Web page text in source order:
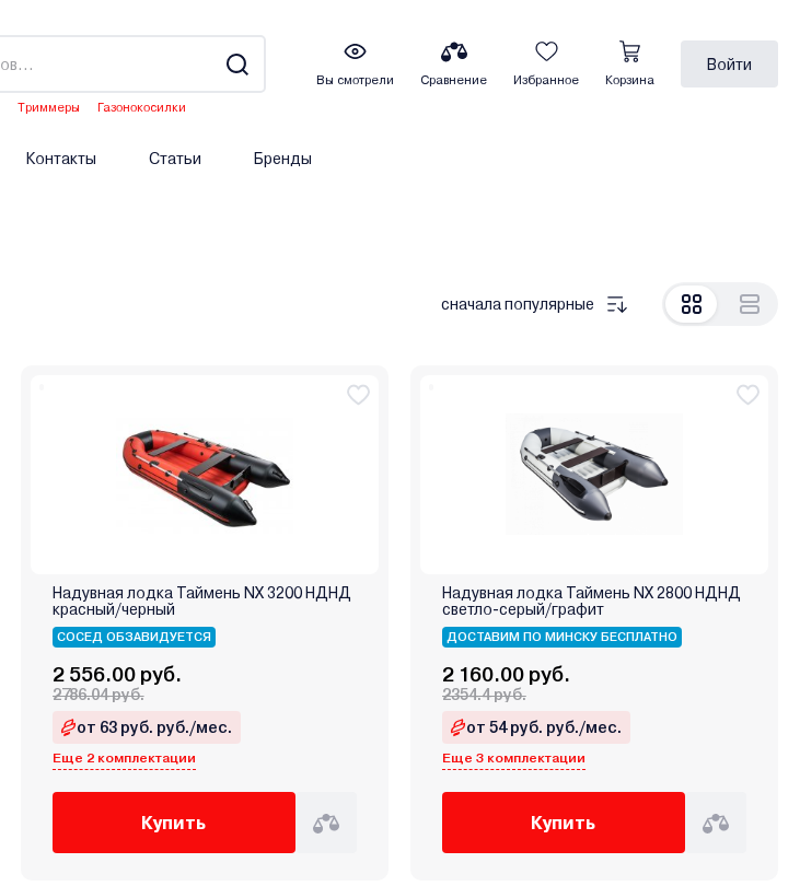
Триммеры
Газонокосилки
Вы смотрели Сравнение Избранное Корзина
Войти
Контакты Статьи Бренды
сначала популярные
Надувная лодка Таймень NX 3200 НДНД
красный/черный
СОСЕД ОБЗАВИДУЕТСЯ
2 556.00 руб.
2786.04 руб.
от 63 руб. руб./мес.
Еще 2 комплектации
Купить
Надувная лодка Таймень NX 2800 НДНД
светло-серый/графит
ДОСТАВИМ ПО МИНСКУ БЕСПЛАТНО
2 160.00 руб.
2354.4 руб.
от 54 руб. руб./мес.
Еще 3 комплектации
Купить